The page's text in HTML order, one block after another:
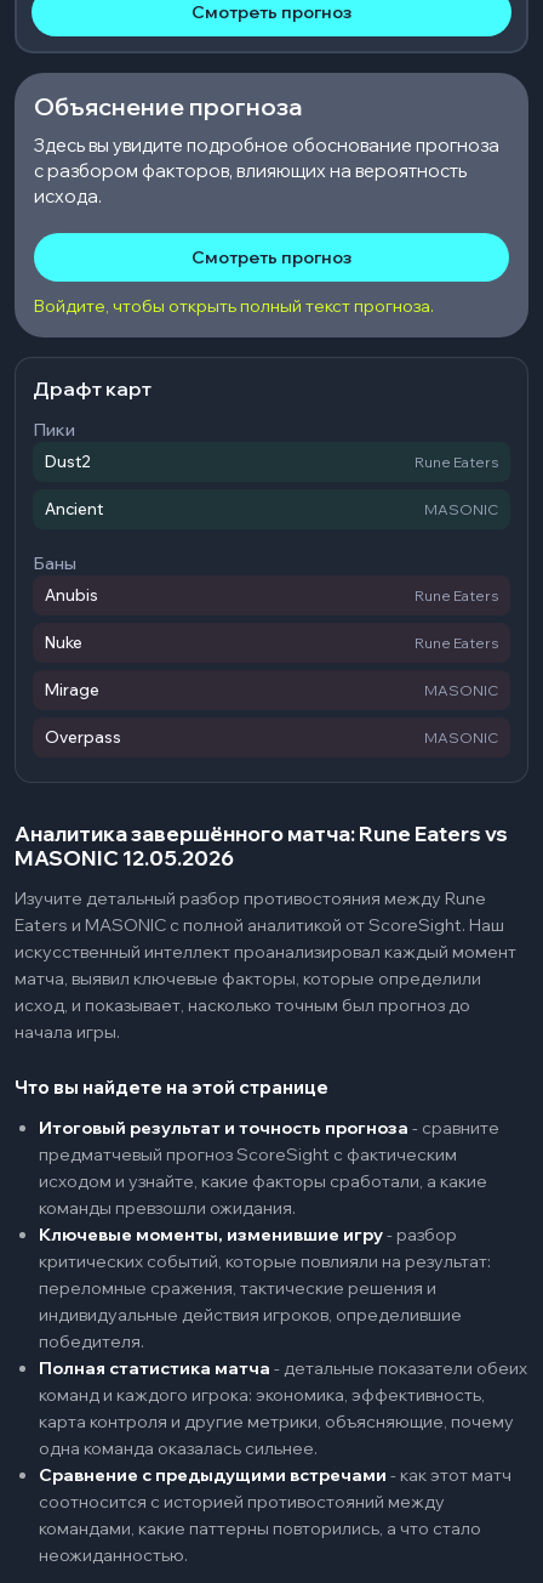
Смотреть прогноз
Объяснение прогноза
Здесь вы увидите подробное обоснование прогноза
с разбором факторов, влияющих на вероятность
исхода.
Смотреть прогноз
Войдите, чтобы открыть полный текст прогноза.
Драфт карт
Пики
Dust2 Rune Eaters
Ancient MASONIC
Баны
Anubis Rune Eaters
Nuke Rune Eaters
Mirage MASONIC
Overpass MASONIC
Аналитика завершённого матча: Rune Eaters vs
MASONIC 12.05.2026
Изучите детальный разбор противостояния между Rune
Eaters и MASONIC с полной аналитикой от ScoreSight. Наш
искусственный интеллект проанализировал каждый момент
матча, выявил ключевые факторы, которые определили
исход, и показывает, насколько точным был прогноз до
начала игры.
Что вы найдете на этой странице
Итоговый результат и точность прогноза - сравните
предматчевый прогноз ScoreSight с фактическим
исходом и узнайте, какие факторы сработали, а какие
команды превзошли ожидания.
Ключевые моменты, изменившие игру- разбор
критических событий, которые повлияли на результат:
переломные сражения, тактические решения и
индивидуальные действия игроков, определившие
победителя.
Полная статистика матча - детальные показатели обеих
команд и каждого игрока: экономика, эффективность,
карта контроля и другие метрики, объясняющие, почему
одна команда оказалась сильнее.
Сравнение с предыдущими встречами - как этот матч
соотносится с историей противостояний между
командами, какие паттерны повторились, а что стало
неожиданностью.